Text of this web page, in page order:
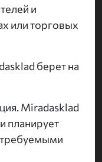
и
или торговых
берет на
Miradasklad
планирует
требуемыми